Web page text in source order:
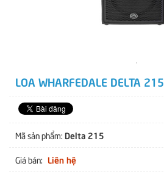
LOA WHARFEDALE DELTA 215
Mã sản phẩm: Delta 215
Giá bán: Liên hệ